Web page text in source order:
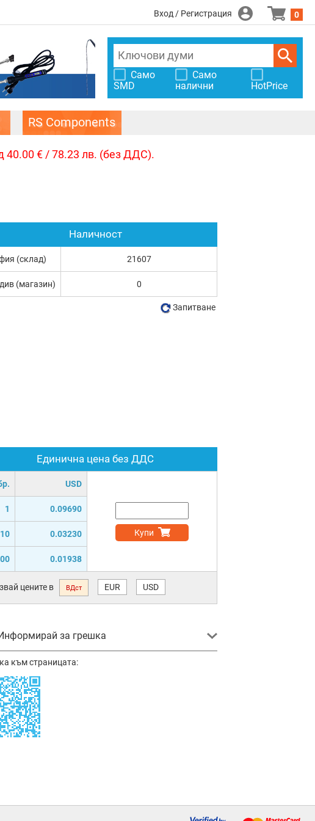
Вход / Регистрация 0
Само
SMD
Само
налични
HotPrice
RS Components
40.00 € / 78.23 лв. (без ДДС).
Единична цена без ДДС
USD
1 0.09690
10 0.03230
0.01938
Купи
цените в ВДст EUR USD
за грешка
към страницата:
Наличност
(склад) 21607
(магазин) 0
Запитване